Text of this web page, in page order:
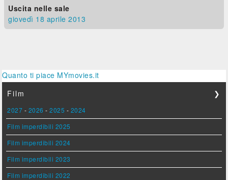
Uscita nelle sale
giovedì 18 aprile 2013
Quanto ti piace MYmovies.it
Film
❯
2027 - 2026 -2025 - 2024
Film imperdibili 2025
Film imperdibili 2024
Film imperdibili 2023
Film imperdibili 2022